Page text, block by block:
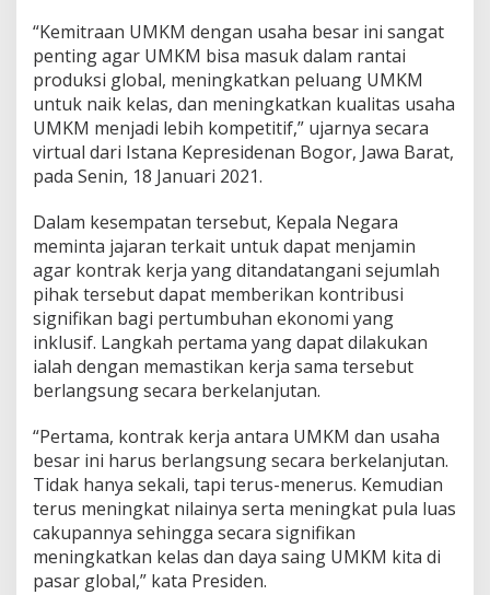
n
g
a
n
U
s
a
h
a
U
s
a
h
a
B
e
s
a
r
n
t
u
k
T
i
n
g
“Kemitraan UMKM dengan usaha besar ini sangat
penting agar UMKM bisa masuk dalam rantai
produksi global, meningkatkan peluang UMKM
untuk naik kelas, dan meningkatkan kualitas usaha
UMKM menjadi lebih kompetitif,” ujarnya secara
virtual dari Istana Kepresidenan Bogor, Jawa Barat,
pada Senin, 18 Januari 2021.
Dalam kesempatan tersebut, Kepala Negara
meminta jajaran terkait untuk dapat menjamin
agar kontrak kerja yang ditandatangani sejumlah
pihak tersebut dapat memberikan kontribusi
signifikan bagi pertumbuhan ekonomi yang
inklusif. Langkah pertama yang dapat dilakukan
ialah dengan memastikan kerja sama tersebut
berlangsung secara berkelanjutan.
“Pertama, kontrak kerja antara UMKM dan usaha
besar ini harus berlangsung secara berkelanjutan.
Tidak hanya sekali, tapi terus-menerus. Kemudian
terus meningkat nilainya serta meningkat pula luas
cakupannya sehingga secara signifikan
meningkatkan kelas dan daya saing UMKM kita di
pasar global,” kata Presiden.